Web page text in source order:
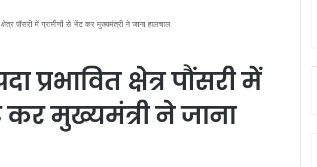
पौंसरी में ग्रामीणों से भेंट कर मुख्यमंत्री ने जाना हालचाल
प्रभावित क्षेत्र पौंसरी में
कर मुख्यमंत्री ने जाना